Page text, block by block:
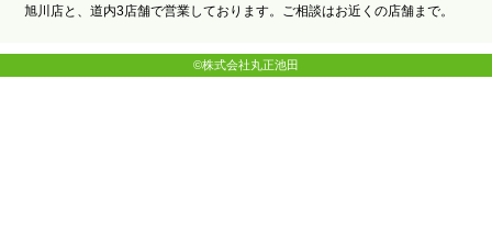
旭川店と、道内3店舗で営業しております。ご相談はお近くの店舗まで。
©株式会社丸正池田